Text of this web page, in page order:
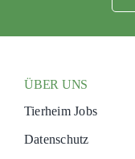
ÜBER UNS
Tierheim Jobs
Datenschutz